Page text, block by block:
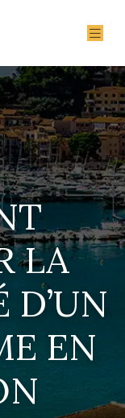
LA
D’UN
EN